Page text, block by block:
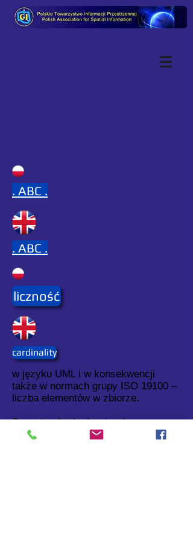
. ABC .
. ABC .
liczność
cardinality
w języku UML i w konsekwencji
także w normach grupy ISO 19100 –
liczba elementów w zbiorze.
Synonim: liczba kardynalna
Porównaj: krotność (patrz:
krotność